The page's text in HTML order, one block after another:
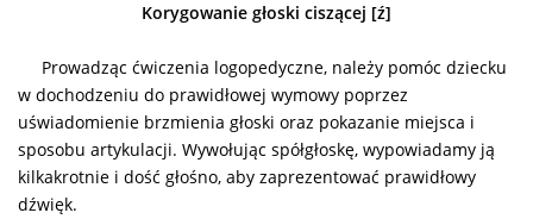
Korygowanie głoski ciszącej [ź]
Prowadząc ćwiczenia logopedyczne, należy pomóc dziecku
w dochodzeniu do prawidłowej wymowy poprzez
uświadomienie brzmienia głoski oraz pokazanie miejsca i
sposobu artykulacji. Wywołując spółgłoskę, wypowiadamy ją
kilkakrotnie i dość głośno, aby zaprezentować prawidłowy
dźwięk.